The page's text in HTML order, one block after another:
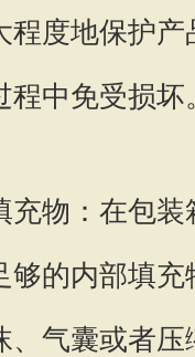
程度地保护产
程中免受损坏
充物：在包装
够的内部填充
、气囊或者压